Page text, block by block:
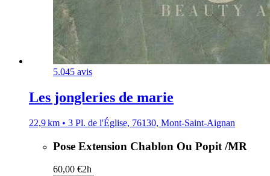
5.045 avis
Les jongleries de marie
22,9 km • 3 Pl. de l'Église, 76130, Mont-Saint-Aignan
Pose Extension Chablon Ou Popit /MR
60,00 €2h